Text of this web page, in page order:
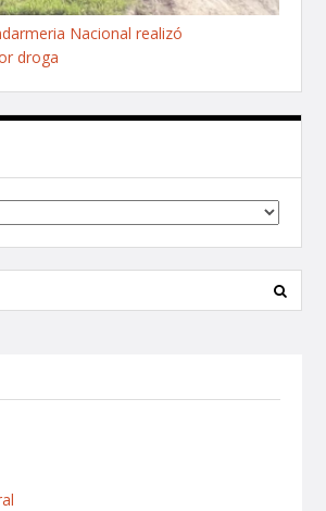
Nacional realizó
droga